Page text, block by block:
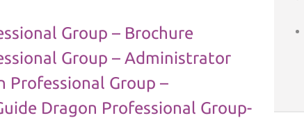
Group – Brochure
Group – Administrator
Professional Group –
Dragon Professional Group-